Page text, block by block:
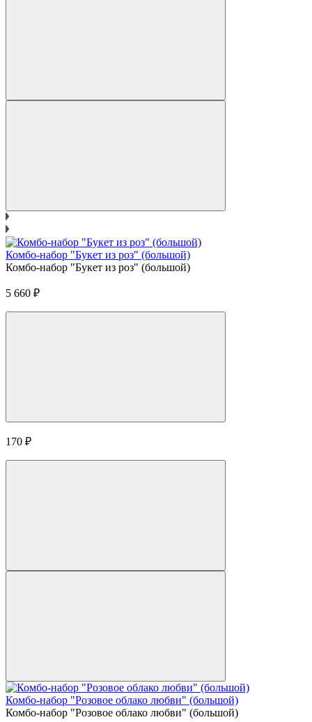
Комбо-набор "Букет из роз" (большой)
Комбо-набор "Букет из роз" (большой)
5 660 ₽
170 ₽
Комбо-набор "Розовое облако любви" (большой)
Комбо-набор "Розовое облако любви" (большой)